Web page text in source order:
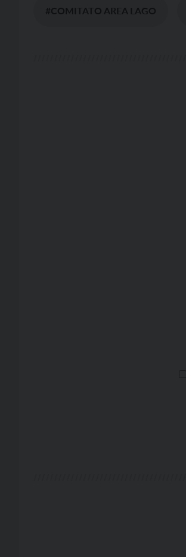
#COMITATO AREA LAGO